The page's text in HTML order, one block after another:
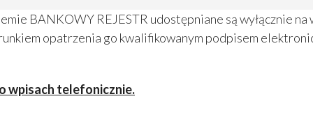
BANKOWY REJESTR udostępniane są wyłącznie
opatrzenia go kwalifikowanym podpisem
wpisach telefonicznie.